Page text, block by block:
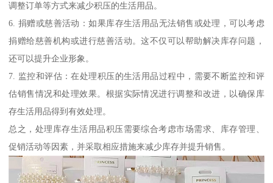
调整订单等方式来减少积压的生活用品。
6. 捐赠或慈善活动：如果库存生活用品无法销售或处理，可以考虑
捐赠给慈善机构或进行慈善活动。这不仅可以帮助解决库存问题，
还可以提升企业形象。
7. 监控和评估：在处理积压的生活用品过程中，需要不断监控和评
估销售情况和处理效果。根据实际情况进行调整和改进，以确保库
存生活用品得到有效处理。
总之，处理库存生活用品积压需要综合考虑市场需求、库存管理、
促销活动等因素，并采取相应措施来减少库存并提升销售。